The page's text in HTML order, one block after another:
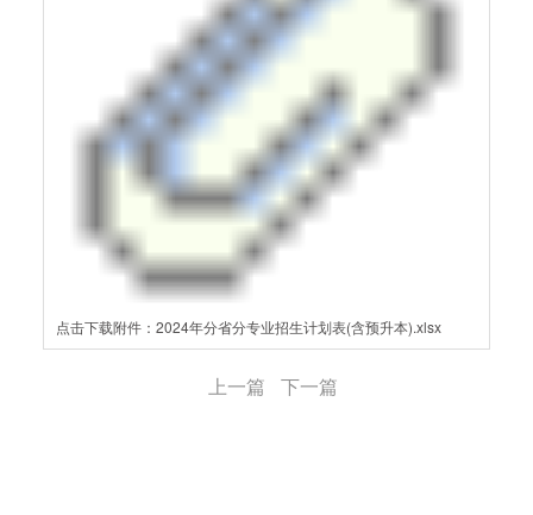
点击下载附件：2024年分省分专业招生计划表(含预升本).xlsx
上一篇 下一篇